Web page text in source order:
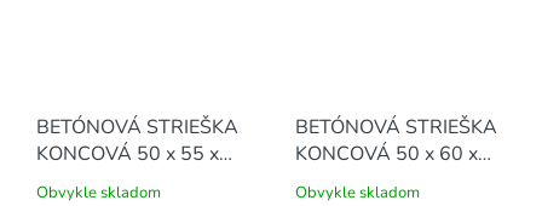
BETÓNOVÁ STRIEŠKA
KONCOVÁ 50 x 55 x
6,4 cm, ŠIKMÁ
Obvykle skladom
BETÓNOVÁ STRIEŠKA
KONCOVÁ 50 x 60 x
7,9 cm, ŠIKMÁ
Obvykle skladom